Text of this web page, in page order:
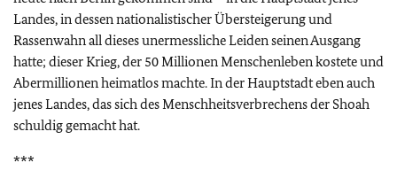
Landes, in dessen nationalistischer Übersteigerung und
Rassenwahn all dieses unermessliche Leiden seinen Ausgang
hatte; dieser Krieg, der 50 Millionen Menschenleben kostete und
Abermillionen heimatlos machte. In der Hauptstadt eben auch
jenes Landes, das sich des Menschheitsverbrechens der Shoah
schuldig gemacht hat.
***